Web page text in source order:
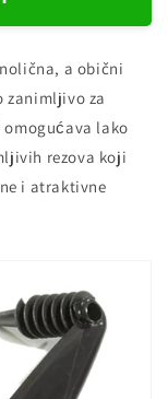
a obični
zanimljivo za
lako
rezova koji
i atraktivne